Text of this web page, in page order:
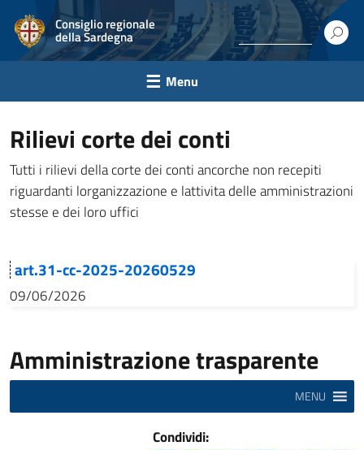
Consiglio regionale
della Sardegna
Menu
Rilievi corte dei conti
Tutti i rilievi della corte dei conti ancorche non recepiti
riguardanti lorganizzazione e lattivita delle amministrazioni
stesse e dei loro uffici
art.31-cc-2025-20260529
09/06/2026
Amministrazione trasparente
MENU
Condividi: